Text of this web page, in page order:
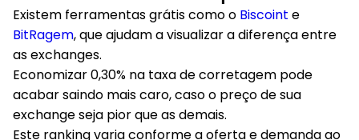
Como calcular essa taxa líquida
Existem ferramentas grátis como o
BitRagem, que ajudam a visualizar a diferença entre
as exchanges.
Economizar 0,30% na taxa de corretagem pode
acabar saindo mais caro, caso o preço de sua